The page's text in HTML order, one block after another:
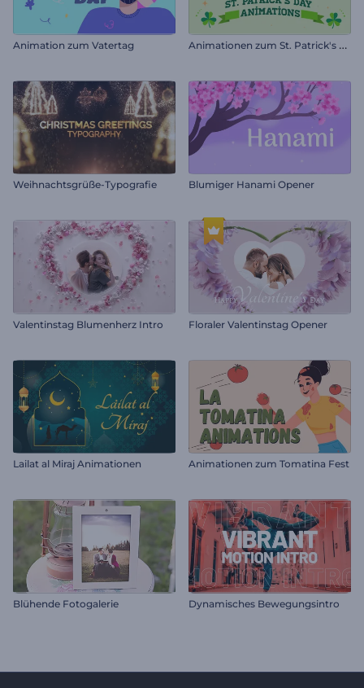
Animation zum Vatertag A
nimationen zum St. Patrick's Day
Weihnachtsgrüße-Typografie Blumiger Hanami Opener
Valentinstag Blumenherz Intro Floraler Valentinstag Opener
Lailat al Miraj Animationen Animationen zum Tomatina Fest
Blühende Fotogalerie Dynamisches Bewegungsintro